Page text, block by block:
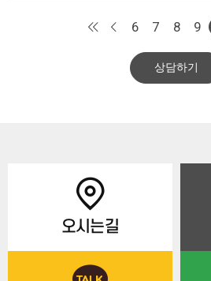
6 7 8 9
상담하기
오시는길